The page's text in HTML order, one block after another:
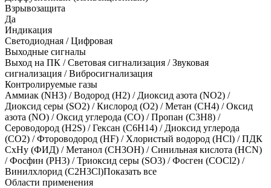
Взрывозащита
Да
Индикация
Светодиодная / Цифровая
Выходные сигналы
Выход на ПК / Световая сигнализация / Звуковая
сигнализация / Вибросигнализация
Контролируемые газы
Аммиак (NH3) /Водород (H2) / Диоксид азота (NO2) /
Диоксид серы (SO2) /Кислород (O2) /Метан (CH4) /Оксид
азота (NO) /Оксид углерода (CO) /Пропан (C3H8) /
Сероводород (H2S) /Гексан (C6H14) / Диоксид углерода
(CO2) /Фтороводород (HF) / Хлористый водород (HCl) /ПДК
СхНу (ФИД) /Метанол (CH3OH) /Синильная кислота (HCN)
/Фосфин (PH3) /Триоксид серы (SO3) /Фосген (СОCl2) /
Винилхлорид (C2H3Cl)Показать все
Области применения